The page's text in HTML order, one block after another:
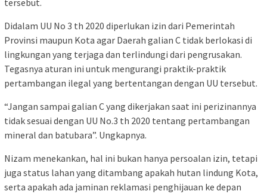
Didalam UU No 3 th 2020 diperlukan izin dari Pemerintah
Provinsi maupun Kota agar Daerah galian C tidak berlokasi di
lingkungan yang terjaga dan terlindungi dari pengrusakan.
Tegasnya aturan ini untuk mengurangi praktik-praktik
pertambangan ilegal yang bertentangan dengan UU tersebut.
“Jangan sampai galian C yang dikerjakan saat ini perizinannya
tidak sesuai dengan UU No.3 th 2020 tentang pertambangan
mineral dan batubara”. Ungkapnya.
Nizam menekankan, hal ini bukan hanya persoalan izin, tetapi
juga status lahan yang ditambang apakah hutan lindung Kota,
serta apakah ada jaminan reklamasi penghijauan ke depan